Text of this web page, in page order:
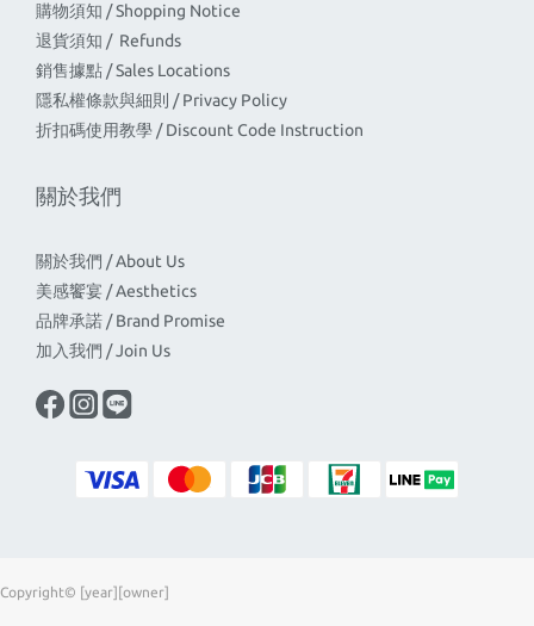
購物須知 / Shopping Notice
退貨須知 / Refunds
銷售據點 / Sales Locations
隱私權條款與細則 / Privacy Policy
折扣碼使用教學 / Discount Code Instruction
關於我們
關於我們 / About Us
美感饗宴 / Aesthetics
品牌承諾 / Brand Promise
加入我們 / Join Us
Copyright© [year][owner]